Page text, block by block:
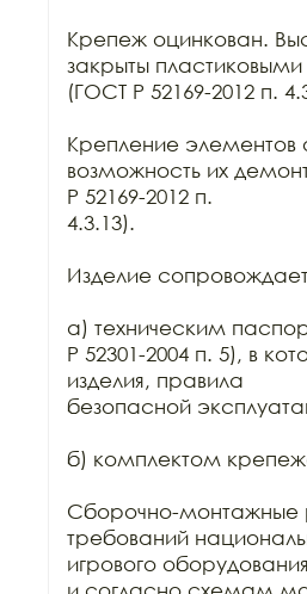
Крепеж оцинкован.
закрыты
(ГОСТ Р 52169-2012 п.
Крепление элементов
возможность их
Р 52169-2012 п.
4.3.13).
Изделие
а) техническим
Р 52301-2004 п. 5), в
изделия, правила
безопасной
б) комплектом
Сборочно-монтажные
требований
игрового оборудования